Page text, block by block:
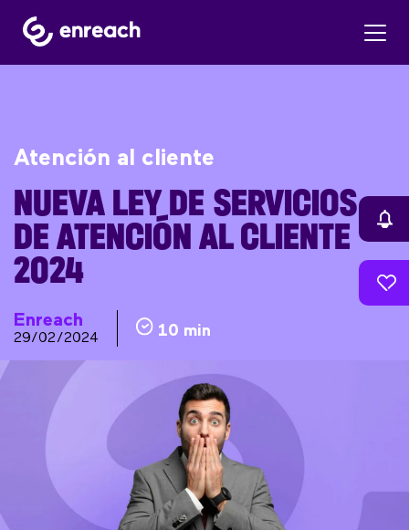
Atención al cliente
NUEVA LEY DE SERVICIOS
DE ATENCIÓN AL CLIENTE
2024
Enreach
29/02/2024 10 min